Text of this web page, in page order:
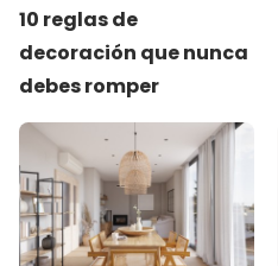
10 reglas de
decoración que nunca
debes romper